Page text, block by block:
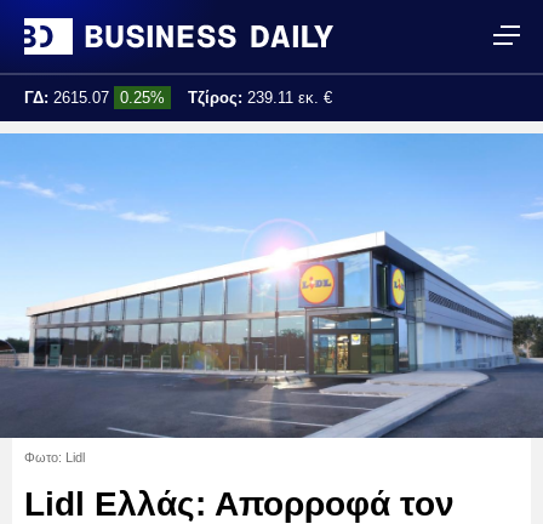
ΓΔ: 2615.07 0.25% Τζίρος: 239.11 εκ. €
Φωτο: Lidl
Lidl Ελλάς: Απορροφά τον